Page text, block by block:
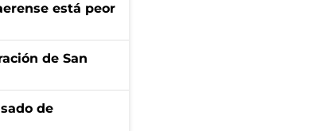
está peor
de San
de